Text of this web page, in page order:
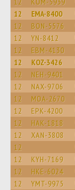
12 EMA-8400
12 BON-5576
12 YN-8412
12 EBM-4130
12 KOZ-3426
12 NEH-9401
12 NAX-9706
12 MOA-2670
12 EPK-4200
12 HAK-1818
12 XAN-3808
12
12 KYH-7169
12 HKE-6024
12 YMT-9975